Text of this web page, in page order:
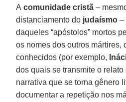
A comunidade cristã –
distanciamento do judaísmo –
daqueles “apóstolos” mortos
os nomes dos outros mártires,
conhecidos (por exemplo,
dos quais se transmite o relato
narrativa que se torna gênero
documentar a repetição nos